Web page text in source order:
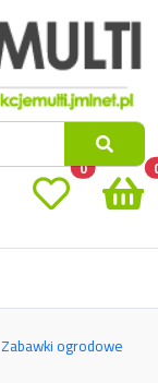
0
Zabawki ogrodowe